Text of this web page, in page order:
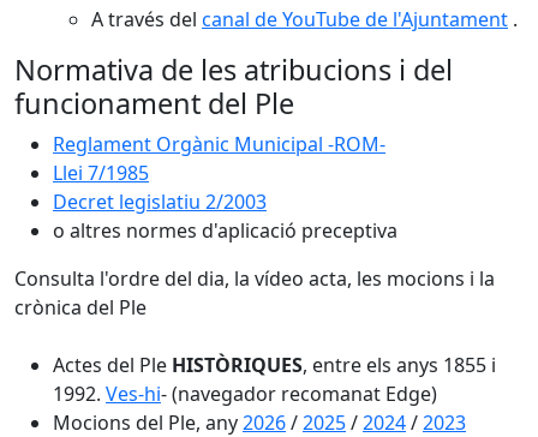
A través del canal de YouTube de l'Ajuntament .
Normativa de les atribucions i del
funcionament del Ple
Reglament Orgànic Municipal -ROM-
Llei 7/1985
Decret legislatiu 2/2003
o altres normes d'aplicació preceptiva
Consulta l'ordre del dia, la vídeo acta, les mocions i la
crònica del Ple
Actes del Ple HISTÒRIQUES, entre els anys 1855 i
1992. Ves-hi- (navegador recomanat Edge)
Mocions del Ple, any2026/2025/2024/2023